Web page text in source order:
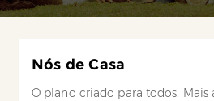
Nós de Casa
O plano criado para todos. Mais